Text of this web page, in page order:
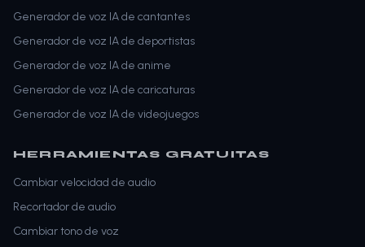
Generador de voz IA de cantantes
Generador de voz IA de deportistas
Generador de voz IA de anime
Generador de voz IA de caricaturas
Generador de voz IA de videojuegos
HERRAMIENTAS GRATUITAS
Cambiar velocidad de audio
Recortador de audio
Cambiar tono de voz